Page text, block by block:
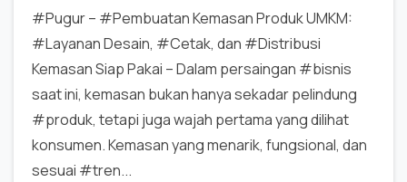
#Pugur – #Pembuatan Kemasan Produk UMKM:
#Layanan Desain, #Cetak, dan #Distribusi
Kemasan Siap Pakai – Dalam persaingan #bisnis
saat ini, kemasan bukan hanya sekadar pelindung
#produk, tetapi juga wajah pertama yang dilihat
konsumen. Kemasan yang menarik, fungsional, dan
sesuai #tren...